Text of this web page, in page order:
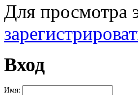
Для просмотра
Вход
Имя: